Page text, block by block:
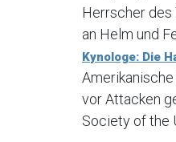
Herrscher des
an Helm und
Kynologe: Die
vor Attacken
Society of the